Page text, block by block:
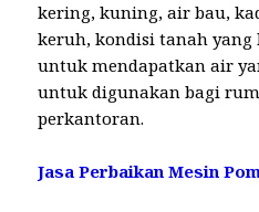
kering, kuning, air bau,
keruh, kondisi tanah yang
untuk mendapatkan air
untuk digunakan bagi
perkantoran.
Jasa Perbaikan Mesin